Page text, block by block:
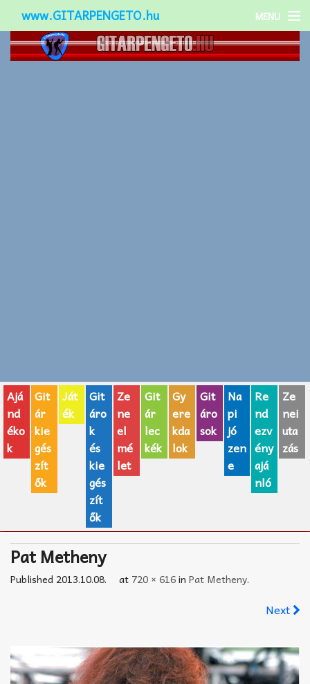
www.GITARPENGETO.hu MENU
Népszerű-
AJÁNDÉK ÖTLETEK
Vicces
GITÁR MÁRKÁK
TOP100 nóta
Zeneiskolák
TABok
Ajá
nd
éko
k
Git
ár
kie
gés
zít
ők
Ját
ék
Git
áro
k
és
kie
gés
zít
ők
Ze
ne
el
mé
let
Git
ár
lec
kék
Gy
ere
kda
lok
Git
áro
sok
Na
pi
jó
zen
e
Re
nd
ezv
ény
ajá
nló
Ze
nei
uta
zás
Pat Metheny
Published 2013.10.08. at 720 × 616in Pat Metheny.
Next